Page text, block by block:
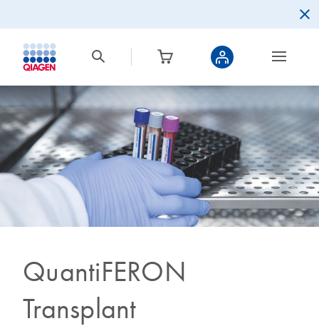
QuantiFERON
Transplant